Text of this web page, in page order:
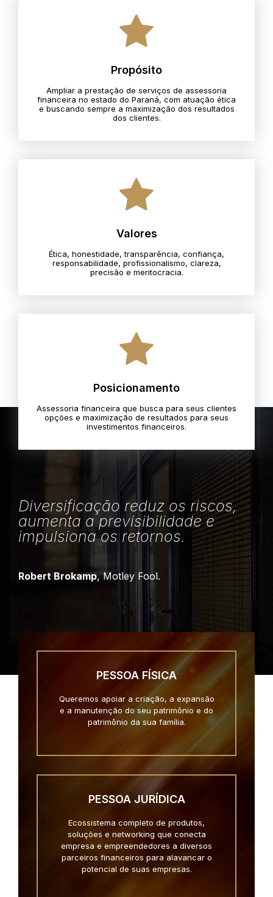
Propósito
Ampliar a prestação de serviços de assessoria
financeira no estado do Paraná, com atuação ética
e buscando sempre a maximização dos resultados
dos clientes.
Valores
Ética, honestidade, transparência, confiança,
responsabilidade, profissionalismo, clareza,
precisão e meritocracia.​
Posicionamento
Assessoria financeira que busca para seus clientes
opções e maximização de resultados para seus
investimentos financeiros.
Diversificação reduz os riscos,
aumenta a previsibilidade e
impulsiona os retornos.
Robert Brokamp, Motley Fool.
PESSOA FÍSICA
Queremos apoiar a criação, a expansão
e a manutenção do seu patrimônio e do
patrimônio da sua família.
PESSOA JURÍDICA
Ecossistema completo de produtos,
soluções e networking que conecta
empresa e empreendedores a diversos
parceiros financeiros para alavancar o
potencial de suas empresas.